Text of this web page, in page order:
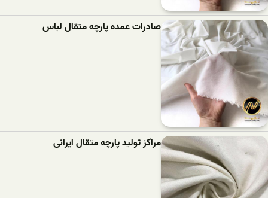
صادرات عمده پارچه متقال لباس
مراکز تولید پارچه متقال ایرانی